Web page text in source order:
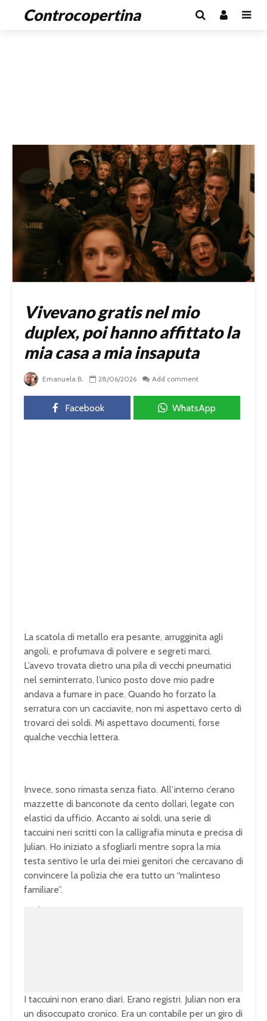
Controcopertina
Vivevano gratis nel mio
duplex, poi hanno affittato la
mia casa a mia insaputa
Emanuela B. 28/06/2026 Add comment
Facebook WhatsApp
La scatola di metallo era pesante, arrugginita agli
angoli, e profumava di polvere e segreti marci.
L’avevo trovata dietro una pila di vecchi pneumatici
nel seminterrato, l’unico posto dove mio padre
andava a fumare in pace. Quando ho forzato la
serratura con un cacciavite, non mi aspettavo certo di
trovarci dei soldi. Mi aspettavo documenti, forse
qualche vecchia lettera.
Invece, sono rimasta senza fiato. All’interno c’erano
mazzette di banconote da cento dollari, legate con
elastici da ufficio. Accanto ai soldi, una serie di
taccuini neri scritti con la calligrafia minuta e precisa di
Julian. Ho iniziato a sfogliarli mentre sopra la mia
testa sentivo le urla dei miei genitori che cercavano di
convincere la polizia che era tutto un “malinteso
familiare”.
I taccuini non erano diari. Erano registri. Julian non era
un disoccupato cronico. Era un contabile per un giro di